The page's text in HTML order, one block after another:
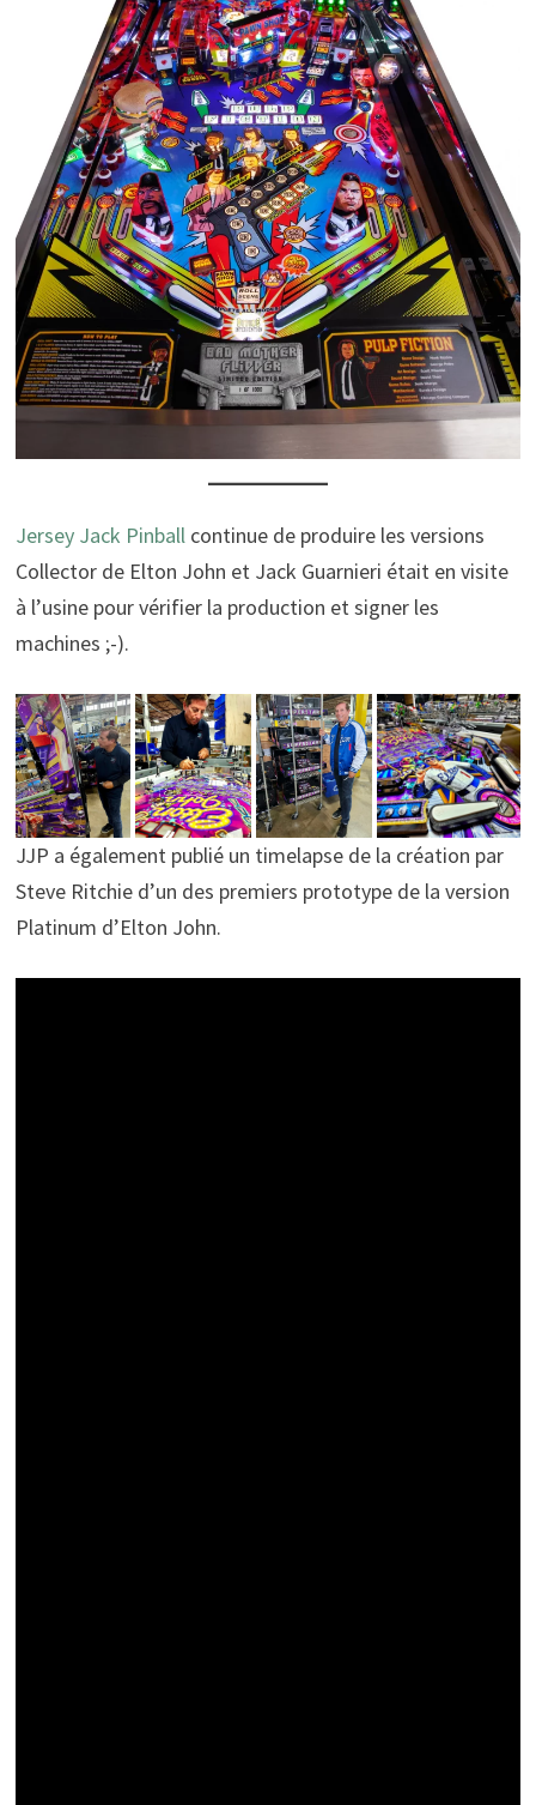
Jersey Jack Pinball continue de produire les versions
Collector de Elton John et Jack Guarnieri était en visite
à l’usine pour vérifier la production et signer les
machines ;-).
JJP a également publié un timelapse de la création par
Steve Ritchie d’un des premiers prototype de la version
Platinum d’Elton John.